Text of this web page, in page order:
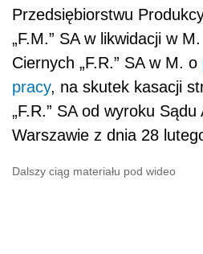
Przedsiębiorstwu
„F.M.” SA w likwidacji w
Ciernych „F.R.” SA w M. o
pracy, na skutek kasacji
„F.R.” SA od wyroku
Warszawie z dnia 28
Dalszy ciąg materiału pod wideo